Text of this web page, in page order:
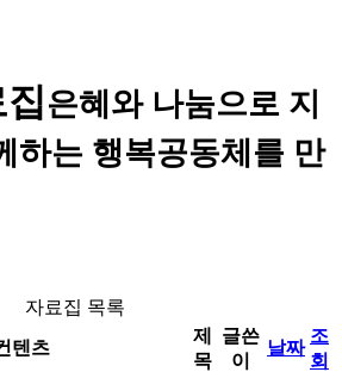
은혜와 나눔으로 지
하는 행복공동체를 만
자료집 목록
텐츠
제
목
글쓴
이
날짜
조
회